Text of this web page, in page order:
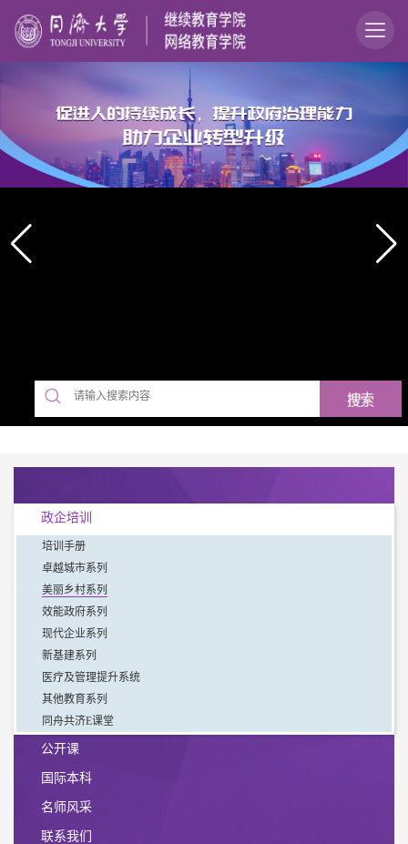
政企培训
培训手册
卓越城市系列
美丽乡村系列
效能政府系列
现代企业系列
新基建系列
医疗及管理提升系统
其他教育系列
同舟共济E课堂
公开课
国际本科
名师风采
联系我们